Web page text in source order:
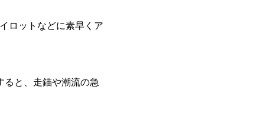
ロットなどに素早くア
ると、走錨や潮流の急